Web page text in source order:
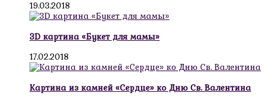
19.03.2018
3D картина «Букет для мамы»
17.02.2018
Картина из камней «Сердце» ко Дню Св. Валентина